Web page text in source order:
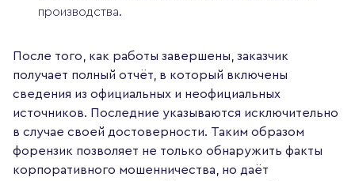
производства.
После того, как работы завершены, заказчик
получает полный отчёт, в который включены
сведения из официальных и неофициальных
источников. Последние указываются исключительно
в случае своей достоверности. Таким образом
форензик позволяет не только обнаружить факты
корпоративного мошенничества, но даёт